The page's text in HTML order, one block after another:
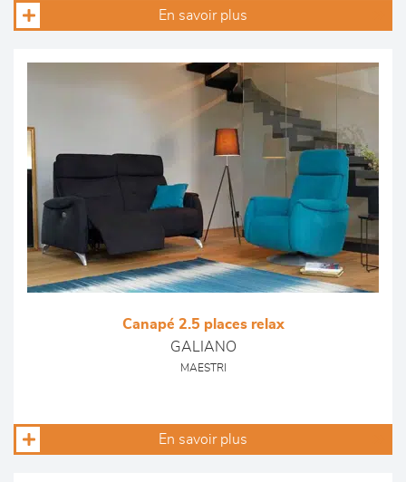
En savoir plus
Canapé 2.5 places relax
GALIANO
MAESTRI
En savoir plus